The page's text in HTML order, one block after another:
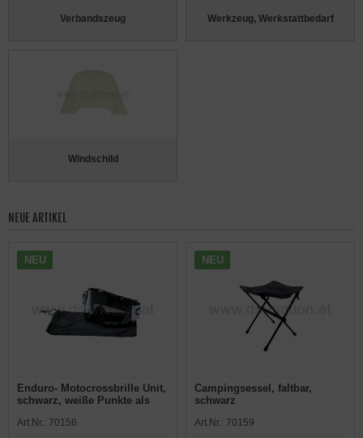
Verbandszeug Werkzeug, Werkstattbedarf
Windschild
NEUE ARTIKEL
NEU
Enduro- Motocrossbrille Unit,
schwarz, weiße Punkte als
Art.Nr.: 70156
NEU
Campingsessel, faltbar,
schwarz
Art.Nr.: 70159